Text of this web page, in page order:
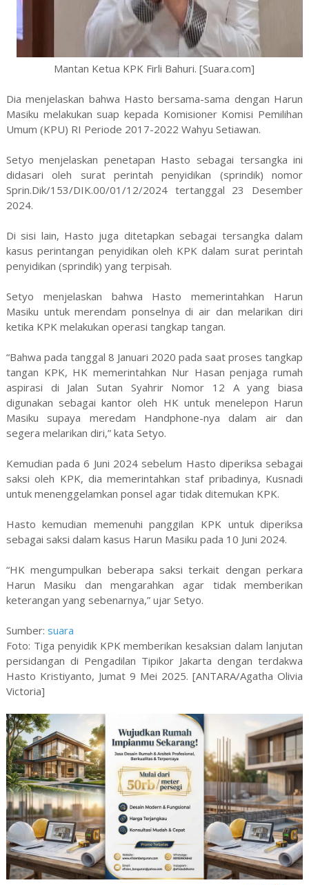
Mantan Ketua KPK Firli Bahuri. [Suara.com]
Dia menjelaskan bahwa Hasto bersama-sama dengan Harun
Masiku melakukan suap kepada Komisioner Komisi Pemilihan
Umum (KPU) RI Periode 2017-2022 Wahyu Setiawan.
Setyo menjelaskan penetapan Hasto sebagai tersangka ini
didasari oleh surat perintah penyidikan (sprindik) nomor
Sprin.Dik/153/DIK.00/01/12/2024 tertanggal 23 Desember
2024.
Di sisi lain, Hasto juga ditetapkan sebagai tersangka dalam
kasus perintangan penyidikan oleh KPK dalam surat perintah
penyidikan (sprindik) yang terpisah.
Setyo menjelaskan bahwa Hasto memerintahkan Harun
Masiku untuk merendam ponselnya di air dan melarikan diri
ketika KPK melakukan operasi tangkap tangan.
“Bahwa pada tanggal 8 Januari 2020 pada saat proses tangkap
tangan KPK, HK memerintahkan Nur Hasan penjaga rumah
aspirasi di Jalan Sutan Syahrir Nomor 12 A yang biasa
digunakan sebagai kantor oleh HK untuk menelepon Harun
Masiku supaya meredam Handphone-nya dalam air dan
segera melarikan diri,” kata Setyo.
Kemudian pada 6 Juni 2024 sebelum Hasto diperiksa sebagai
saksi oleh KPK, dia memerintahkan staf pribadinya, Kusnadi
untuk menenggelamkan ponsel agar tidak ditemukan KPK.
Hasto kemudian memenuhi panggilan KPK untuk diperiksa
sebagai saksi dalam kasus Harun Masiku pada 10 Juni 2024.
“HK mengumpulkan beberapa saksi terkait dengan perkara
Harun Masiku dan mengarahkan agar tidak memberikan
keterangan yang sebenarnya,” ujar Setyo.
Sumber: suara
Foto: Tiga penyidik KPK memberikan kesaksian dalam lanjutan
persidangan di Pengadilan Tipikor Jakarta dengan terdakwa
Hasto Kristiyanto, Jumat 9 Mei 2025. [ANTARA/Agatha Olivia
Victoria]